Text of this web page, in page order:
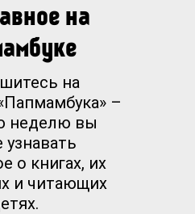
на
на
–
неделю вы
узнавать
о книгах, их
и читающих